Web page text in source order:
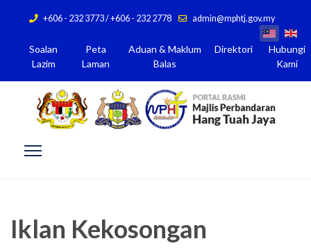
+606 - 232 3773 / +606 - 232 2778 admin@mphtj.gov.my
Soalan
Lazim
Peta
Laman
Aduan & Maklum
Balas
Direktori
Hubungi
Kami
Iklan Kekosongan